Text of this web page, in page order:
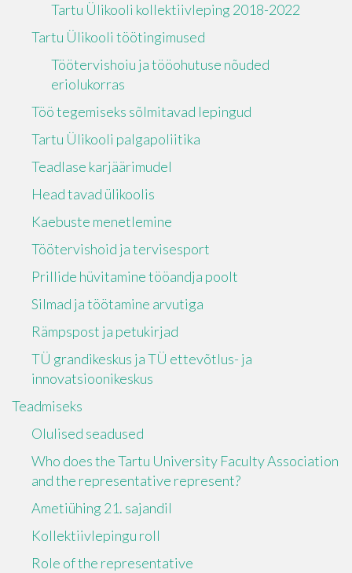
Tartu Ülikooli kollektiivleping 2018-2022
Tartu Ülikooli töötingimused
Töötervishoiu ja tööohutuse nõuded
eriolukorras
Töö tegemiseks sõlmitavad lepingud
Tartu Ülikooli palgapoliitika
Teadlase karjäärimudel
Head tavad ülikoolis
Kaebuste menetlemine
Töötervishoid ja tervisesport
Prillide hüvitamine tööandja poolt
Silmad ja töötamine arvutiga
Rämpspost ja petukirjad
TÜ grandikeskus ja TÜ ettevõtlus- ja
innovatsioonikeskus
Teadmiseks
Olulised seadused
Who does the Tartu University Faculty Association
and the representative represent?
Ametiühing 21. sajandil
Kollektiivlepingu roll
Role of the representative